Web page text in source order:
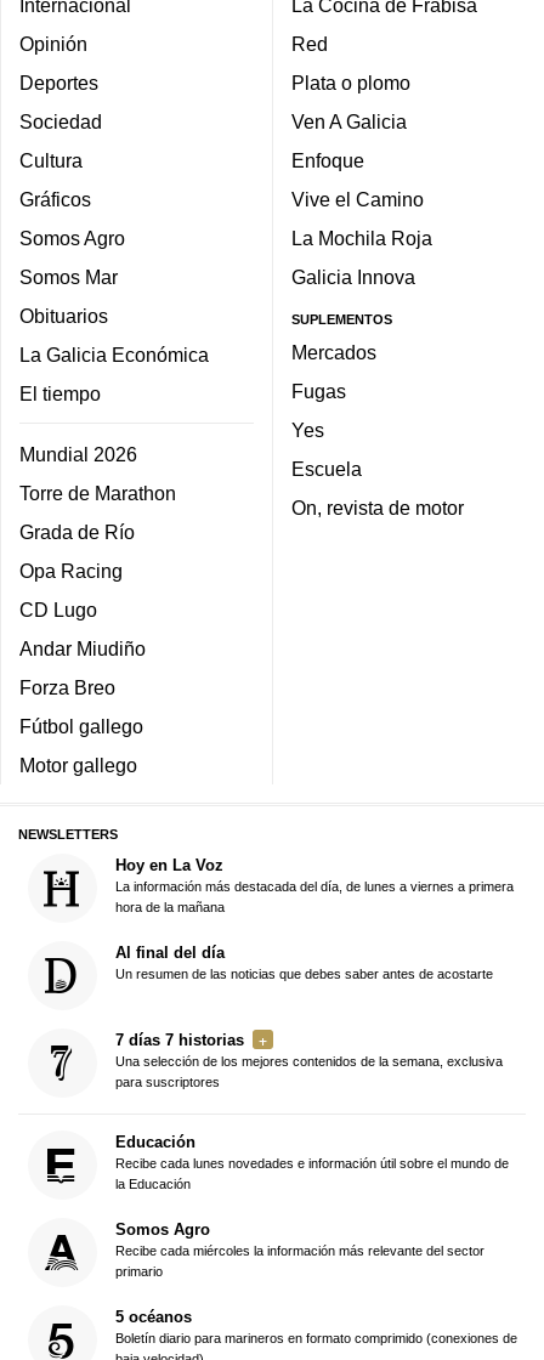
Internacional
Opinión
Deportes
Sociedad
Cultura
Gráficos
Somos Agro
Somos Mar
Obituarios
La Galicia Económica
El tiempo
Mundial 2026
Torre de Marathon
Grada de Río
Opa Racing
CD Lugo
Andar Miudiño
Forza Breo
Fútbol gallego
Motor gallego
La Cocina de Frabisa
Red
Plata o plomo
Ven A Galicia
Enfoque
Vive el Camino
La Mochila Roja
Galicia Innova
SUPLEMENTOS
Mercados
Fugas
Yes
Escuela
On, revista de motor
NEWSLETTERS
Hoy en La Voz
La información más destacada del día, de lunes a viernes a primera
hora de la mañana
Al final del día
Un resumen de las noticias que debes saber antes de acostarte
7 días 7 historias
Una selección de los mejores contenidos de la semana, exclusiva
para suscriptores
Educación
Recibe cada lunes novedades e información útil sobre el mundo de
la Educación
Somos Agro
Recibe cada miércoles la información más relevante del sector
primario
5 océanos
Boletín diario para marineros en formato comprimido (conexiones de